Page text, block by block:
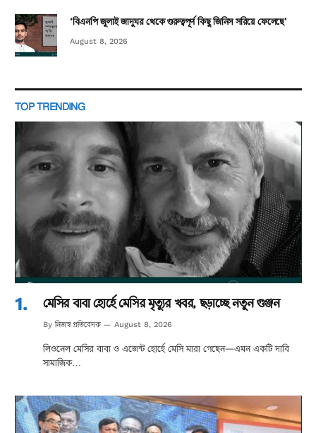
‘বিএনপি জুলাই জাদুঘর থেকে গুরুত্বপূর্ণ কিছু জিনিস সরিয়ে ফেলেছে’
August 8, 2026
TOP TRENDING
মেসির বাবা হোর্হে মেসির মৃত্যুর খবর, ছড়াচ্ছে নতুন গুঞ্জন
By নিজস্ব প্রতিবেদক August 8, 2026
লিওনেল মেসির বাবা ও এজেন্ট হোর্হে মেসি মারা গেছেন—এমন একটি দাবি
সামাজিক…